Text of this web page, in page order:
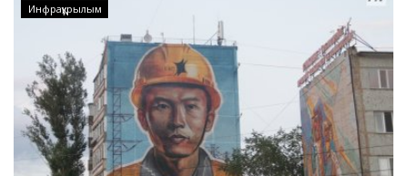
Инфрақұрылым